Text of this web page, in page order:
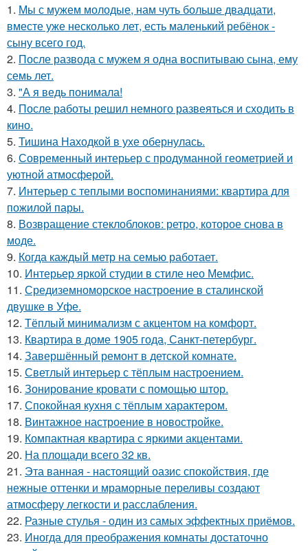
1. Мы с мужем молодые, нам чуть больше двадцати,
вместе уже несколько лет, есть маленький ребёнок -
сыну всего год.
2. После развода с мужем я одна воспитываю сына, ему
семь лет.
3. "А я ведь понимала!
4. После работы решил немного развеяться и сходить в
кино.
5. Тишина Находкой в ухе обернулась.
6. Современный интерьер с продуманной геометрией и
уютной атмосферой.
7. Интерьер с теплыми воспоминаниями: квартира для
пожилой пары.
8. Возвращение стеклоблоков: ретро, которое снова в
моде.
9. Когда каждый метр на семью работает.
10. Интерьер яркой студии в стиле нео Мемфис.
11. Средиземноморское настроение в сталинской
двушке в Уфе.
12. Тёплый минимализм с акцентом на комфорт.
13. Квартира в доме 1905 года, Санкт-петербург.
14. Завершённый ремонт в детской комнате.
15. Светлый интерьер с тёплым настроением.
16. Зонирование кровати с помощью штор.
17. Спокойная кухня с тёплым характером.
18. Винтажное настроение в новостройке.
19. Компактная квартира с яркими акцентами.
20. На площади всего 32 кв.
21. Эта ванная - настоящий оазис спокойствия, где
нежные оттенки и мраморные переливы создают
атмосферу легкости и расслабления.
22. Разные стулья - один из самых эффектных приёмов.
23. Иногда для преображения комнаты достаточно